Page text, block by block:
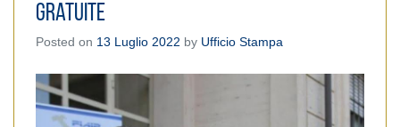
gratuite
Posted on 13 Luglio 2022 by Ufficio Stampa